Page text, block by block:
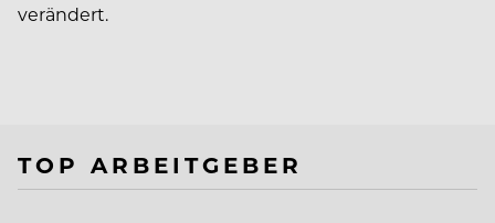
verändert.
TOP ARBEITGEBER